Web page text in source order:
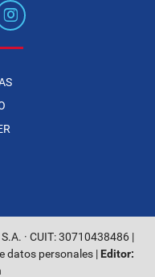
· CUIT: 30710438486 |
datos personales| Editor: